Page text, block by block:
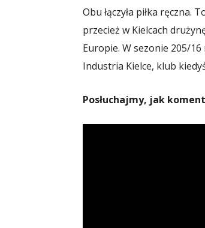
Obu łączyła piłka ręczna.
przecież w Kielcach
Europie. W sezonie 205/
Industria Kielce, klub
Posłuchajmy, jak